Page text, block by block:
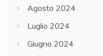
Agosto 2024
Luglio 2024
Giugno 2024